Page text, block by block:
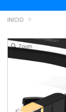
INICIO
Zoom